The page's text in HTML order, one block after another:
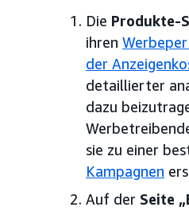
Die Produkte-
ihren
der
detaillierter
dazu
sie zu einer
Kampagnen
Auf der Seite